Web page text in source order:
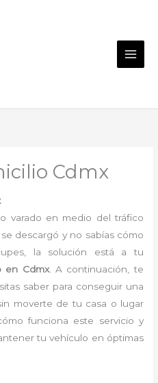
Cdmx
varado en medio del tráfico
descargó y no sabías cómo
la solución está a tu
en Cdmx. A continuación, te
saber para conseguir una
moverte de tu casa o lugar
funciona este servicio y
tu vehículo en óptimas